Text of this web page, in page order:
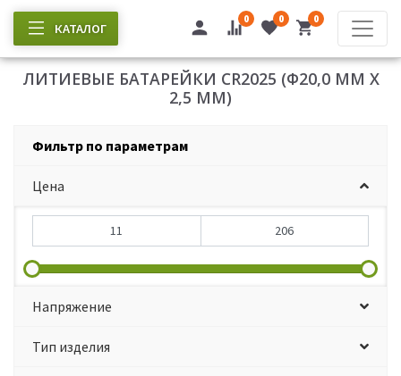
КАТАЛОГ
0 0 0
ЛИТИЕВЫЕ БАТАРЕЙКИ CR2025 (Ф20,0 ММ Х
2,5 ММ)
Фильтр по параметрам
Цена
Напряжение
Тип изделия